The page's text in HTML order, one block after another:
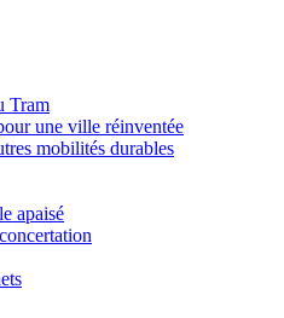
Tram
une ville réinventée
mobilités durables
apaisé